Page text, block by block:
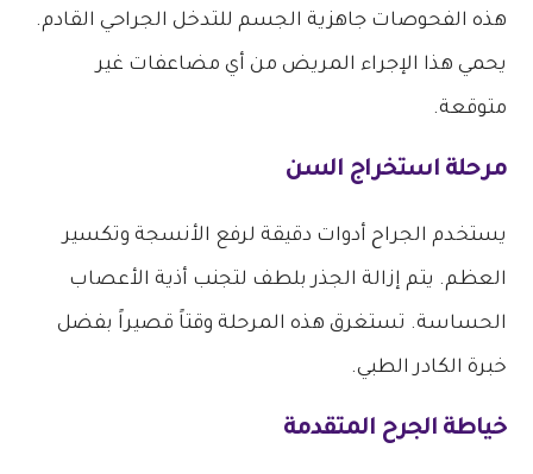
هذه الفحوصات جاهزية الجسم للتدخل الجراحي القادم.
يحمي هذا الإجراء المريض من أي مضاعفات غير
متوقعة.
مرحلة استخراج السن
يستخدم الجراح أدوات دقيقة لرفع الأنسجة وتكسير
العظم. يتم إزالة الجذر بلطف لتجنب أذية الأعصاب
الحساسة. تستغرق هذه المرحلة وقتاً قصيراً بفضل
خبرة الكادر الطبي.
خياطة الجرح المتقدمة